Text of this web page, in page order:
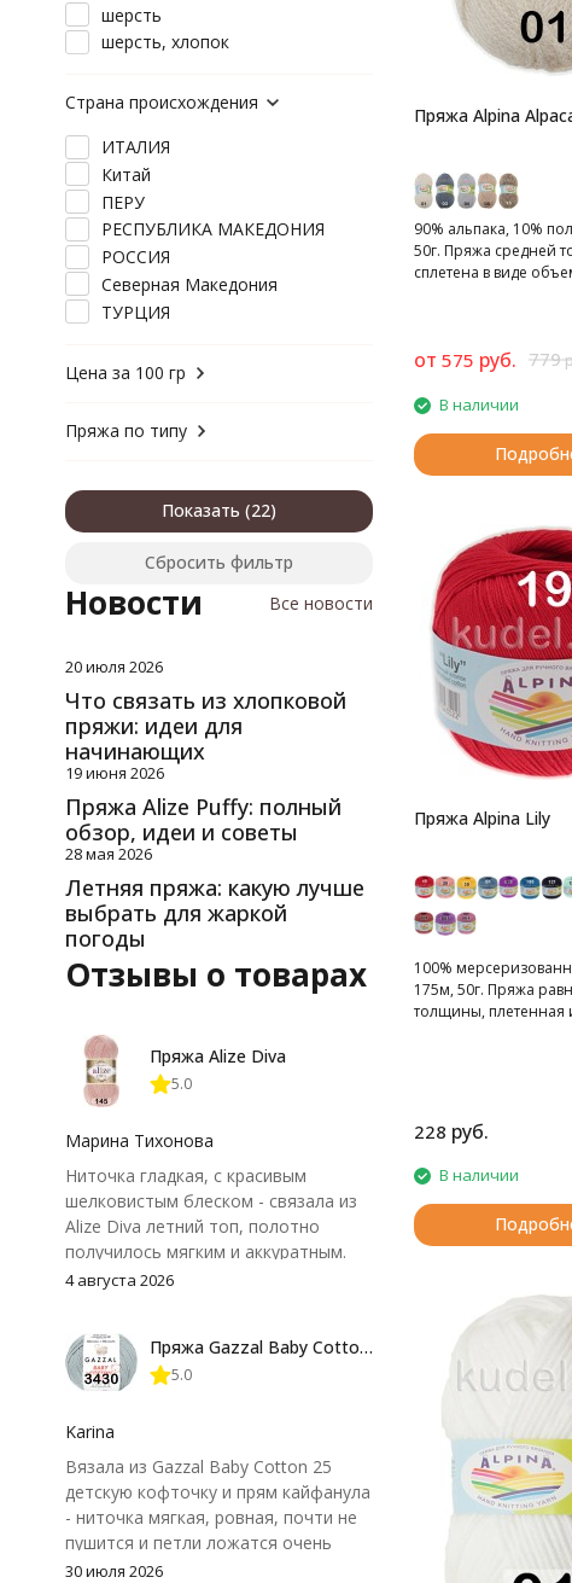
Пряжа Alpina
90% альпака, 10%
50г. Пряжа средней
сплетена в виде
от 575 руб. 779
В наличии
Пряжа Alpina Lily
100%
175м, 50г. Пряжа
толщины, плетенная
228 руб.
В наличии
шерсть
шерсть, хлопок
Страна происхождения
ИТАЛИЯ
Китай
ПЕРУ
РЕСПУБЛИКА МАКЕДОНИЯ
РОССИЯ
Северная Македония
ТУРЦИЯ
Цена за 100 гр
Пряжа по типу
Показать
Сбросить фильтр
Новости Все новости
20 июля 2026
Что связать из хлопковой
пряжи: идеи для
начинающих
19 июня 2026
Пряжа Alize Puffy: полный
обзор, идеи и советы
28 мая 2026
Летняя пряжа: какую лучше
выбрать для жаркой
погоды
Отзывы о товарах
Пряжа Alize Diva
5.0
Марина Тихонова
Ниточка гладкая, с красивым
шелковистым блеском - связала из
Alize Diva летний топ, полотно
получилось мягким и аккуратным.
Петли хорошо видны, вяжется
нюанс - пряжа немного скользит и
иногда расслаивается, пришлось
крючок поудобнее.
4 августа 2026
Пряжа Gazzal Baby Cotton 25
5.0
Karina
Вязала из Gazzal Baby Cotton 25
детскую кофточку и прям кайфанула
- ниточка мягкая, ровная, почти не
пушится и петли ложатся очень
аккуратно. После стирки полотно
30 июля 2026